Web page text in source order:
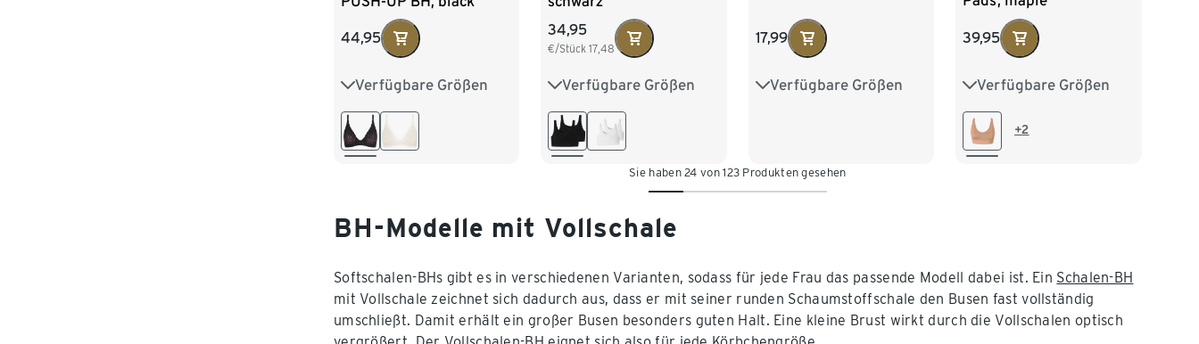
44,95
Verfügbare Größen
S M L XL
34,95
€/Stück17,48
Verfügbare Größen
36 38 40 42
44
17,99
Verfügbare Größen
75A 75B 75C
39,95
Verfügbare Größen
S M L XL XXL
+2
Sie haben 24 von 123 Produkten gesehen
BH-Modelle mit Vollschale
Softschalen-BHs gibt es in verschiedenen Varianten, sodass für jede Frau das passende Modell dabei ist. Ein Schalen-BH
mit Vollschale zeichnet sich dadurch aus, dass er mit seiner runden Schaumstoffschale den Busen fast vollständig
umschließt. Damit erhält ein großer Busen besonders guten Halt. Eine kleine Brust wirkt durch die Vollschalen optisch